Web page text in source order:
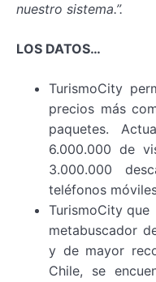
nuestro sistema.”.
LOS DATOS…
TurismoCity
precios más
paquetes.
6.000.000 de
3.000.000
teléfonos
TurismoCity
metabuscador
y de mayor
Chile, se